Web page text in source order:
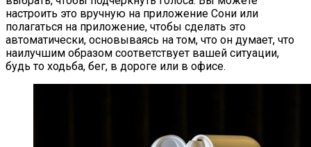
настроить это вручную на приложение Сони или
полагаться на приложение, чтобы сделать это
автоматически, основываясь на том, что он думает, что
наилучшим образом соответствует вашей ситуации,
будь то ходьба, бег, в дороге или в офисе.